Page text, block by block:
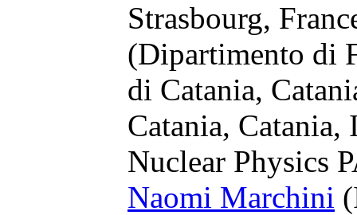
Strasbourg,
(Dipartimento di
di Catania,
Catania,
Nuclear Physics
Naomi Marchini